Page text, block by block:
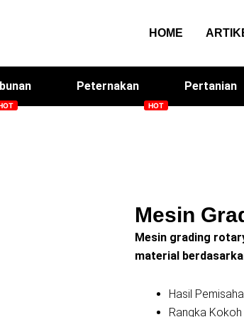
HOME
Peternakan Pertanian
Mesin
Mesin grading
material
Hasil
Rangka